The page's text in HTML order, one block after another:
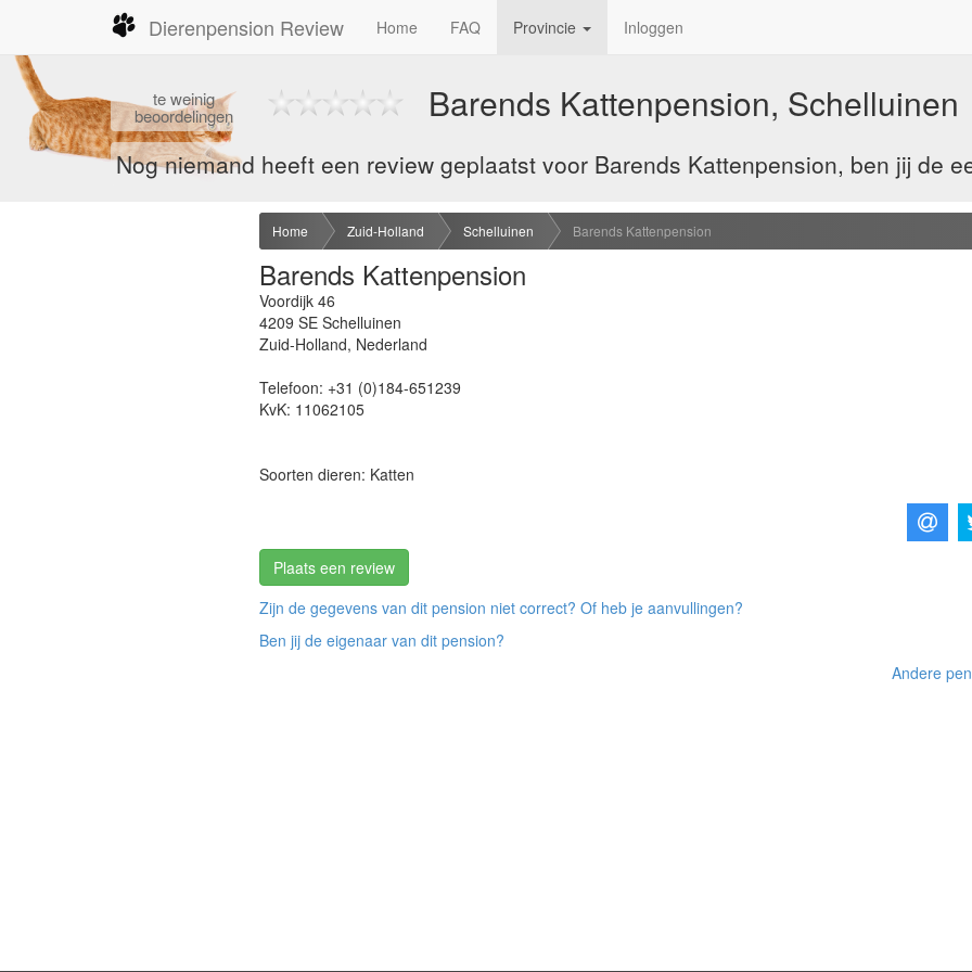
Dierenpension Review Home FAQ Provincie Inloggen
teweinig
beoordelingen Barends Kattenpension, Schelluinen
Nog niemand heeft een review geplaatst voor Barends Kattenpension, ben jij de
Home Zuid-Holland Schelluinen Barends Kattenpension
Barends Kattenpension
Voordijk 46
4209 SE Schelluinen
Zuid-Holland, Nederland
Telefoon: +31 (0)184-651239
KvK: 11062105
Soorten dieren: Katten
Plaats een review
Zijn de gegevens van dit pension niet correct? Of heb je aanvullingen?
Ben jij de eigenaar van dit pension?
Andere